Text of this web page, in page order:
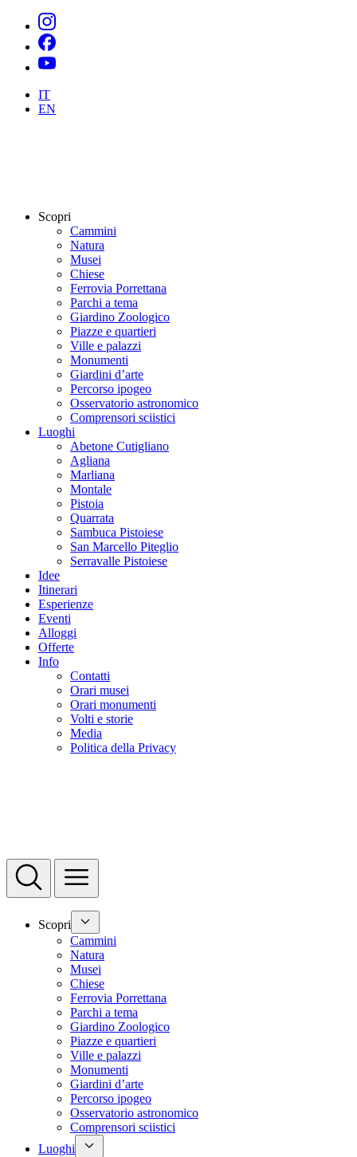
IT
EN
Scopri
Cammini
Natura
Musei
Chiese
Ferrovia Porrettana
Parchi a tema
Giardino Zoologico
Piazze e quartieri
Ville e palazzi
Monumenti
Giardini d’arte
Percorso ipogeo
Osservatorio astronomico
Comprensori sciistici
Luoghi
Abetone Cutigliano
Agliana
Marliana
Montale
Pistoia
Quarrata
Sambuca Pistoiese
San Marcello Piteglio
Serravalle Pistoiese
Idee
Itinerari
Esperienze
Eventi
Alloggi
Offerte
Info
Contatti
Orari musei
Orari monumenti
Volti e storie
Media
Politica della Privacy
Scopri
Cammini
Natura
Musei
Chiese
Ferrovia Porrettana
Parchi a tema
Giardino Zoologico
Piazze e quartieri
Ville e palazzi
Monumenti
Giardini d’arte
Percorso ipogeo
Osservatorio astronomico
Comprensori sciistici
Luoghi